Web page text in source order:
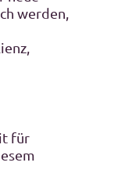
werden,
für